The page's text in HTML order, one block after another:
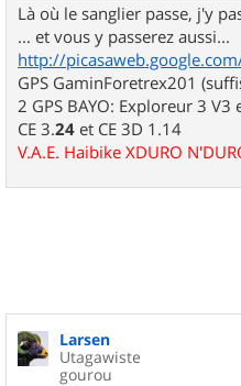
Là où le sanglier passe, j'y
... et vous y passerez aussi...
http://
GPS GaminForetrex201
2 GPS BAYO: Exploreur 3
CE 3.24 et CE 3D 1.14
V.A.E. Haibike XDURO
Larsen
Utagawiste
gourou